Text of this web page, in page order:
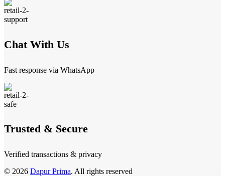
Chat With Us
Fast response via WhatsApp
Trusted & Secure
Verified transactions & privacy
© 2026 Dapur Prima. All rights reserved